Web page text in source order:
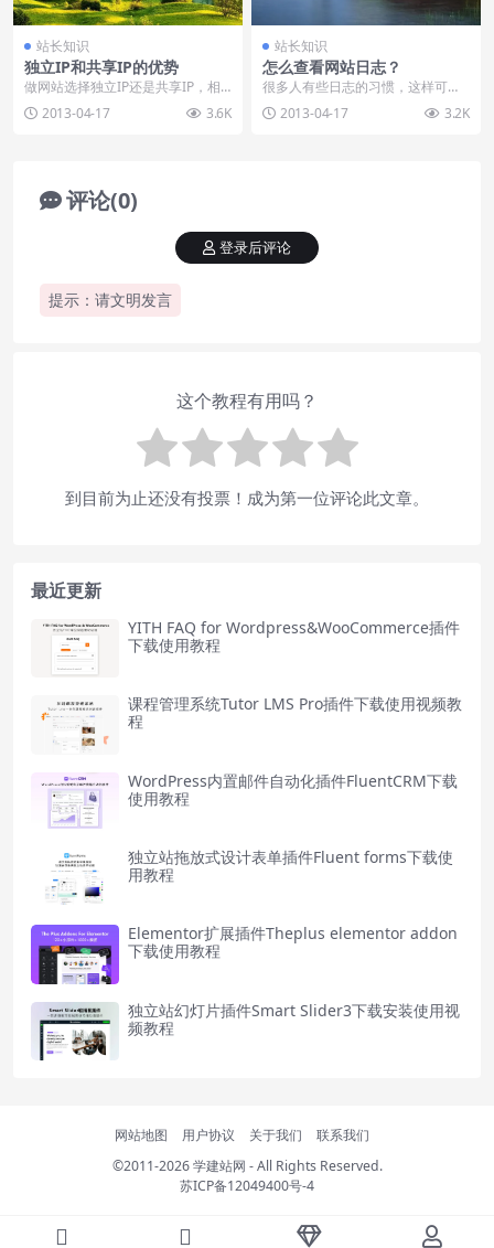
站长知识
独立IP和共享IP的优势
做网站选择独立IP还是共享IP，相
信很多站长都在此纠结过，自己不
使用服务器的时候...
2013-04-17 3.6K
站长知识
怎么查看网站日志？
很多人有些日志的习惯，这样可以
记录自己每天对这个世界的感受，
真的是一个很好的想法...
2013-04-17 3.2K
评论(0)
提示：请文明发言
登录后评论
这个教程有用吗？
到目前为止还没有投票！成为第一位评论此文章。
最近更新
YITH FAQ for Wordpress&WooCommerce插件
下载使用教程
课程管理系统Tutor LMS Pro插件下载使用视频教
程
WordPress内置邮件自动化插件FluentCRM下载
使用教程
独立站拖放式设计表单插件Fluent forms下载使
用教程
Elementor扩展插件Theplus elementor addon
下载使用教程
独立站幻灯片插件Smart Slider3下载安装使用视
频教程
网站地图 用户协议 关于我们
联系我们
©2011-2026学建站网 - All Rights Reserved.
苏ICP备12049400号-4